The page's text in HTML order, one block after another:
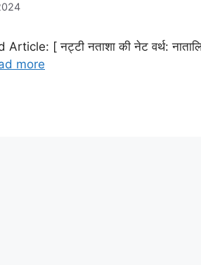
[ नट्टी नताशा की नेट वर्थ:
more